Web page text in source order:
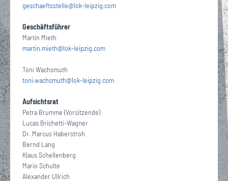
geschaeftsstelle@lok-leipzig·com
Geschäftsführer
Martin Mieth
martin.mieth@lok-leipzig·com
Toni Wachsmuth
toni.wachsmuth@lok-leipzig·com
Aufsichtsrat
Petra Brumme (Vorsitzende)
Lucas Brichetti-Wagner
Dr. Marcus Haberstroh
Bernd Lang
Klaus Schellenberg
Mario Schulte
Alexander Ullrich